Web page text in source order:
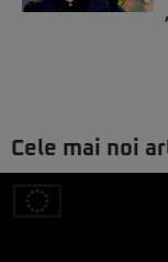
Cele mai noi